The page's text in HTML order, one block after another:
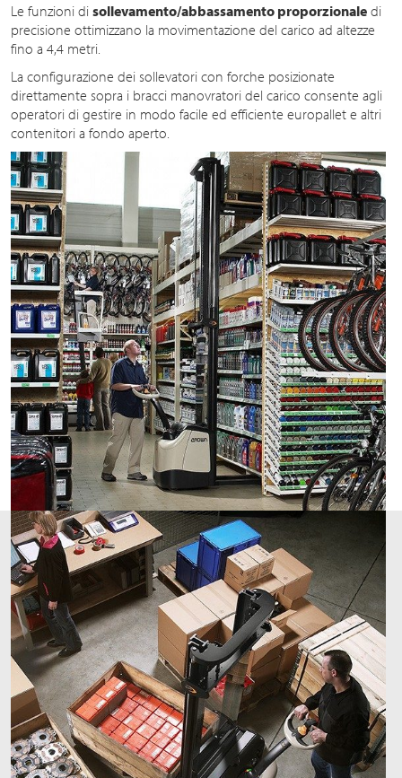
Le funzioni di sollevamento/abbassamento proporzionale di
precisione ottimizzano la movimentazione del carico ad altezze
fino a 4,4 metri.
La configurazione dei sollevatori con forche posizionate
direttamente sopra i bracci manovratori del carico consente agli
operatori di gestire in modo facile ed efficiente europallet e altri
contenitori a fondo aperto.